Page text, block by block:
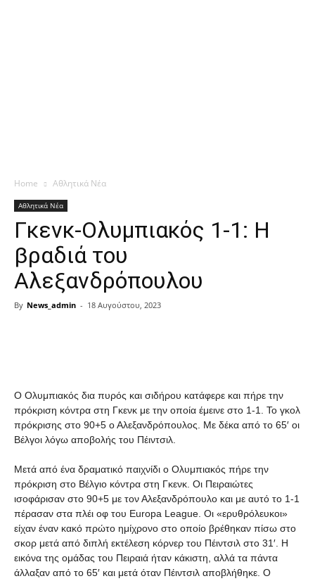
Home Αθλητικά Νέα
Αθλητικά Νέα
Γκενκ-Ολυμπιακός 1-1: Η
βραδιά του
Αλεξανδρόπουλου
By News_admin - 18 Αυγούστου, 2023
Ο Ολυμπιακός δια πυρός και σιδήρου κατάφερε και πήρε την
πρόκριση κόντρα στη Γκενκ με την οποία έμεινε στο 1-1. Το γκολ
πρόκρισης στο 90+5 ο Αλεξανδρόπουλος. Με δέκα από το 65′ οι
Βέλγοι λόγω αποβολής του Πέιντσιλ.
Μετά από ένα δραματικό παιχνίδι ο Ολυμπιακός πήρε την
πρόκριση στο Βέλγιο κόντρα στη Γκενκ. Οι Πειραιώτες
ισοφάρισαν στο 90+5 με τον Αλεξανδρόπουλο και με αυτό το 1-1
πέρασαν στα πλέι οφ του Europa League. Οι «ερυθρόλευκοι»
είχαν έναν κακό πρώτο ημίχρονο στο οποίο βρέθηκαν πίσω στο
σκορ μετά από διπλή εκτέλεση κόρνερ του Πέιντσιλ στο 31′. Η
εικόνα της ομάδας του Πειραιά ήταν κάκιστη, αλλά τα πάντα
άλλαξαν από το 65′ και μετά όταν Πέιντσιλ αποβλήθηκε. Ο